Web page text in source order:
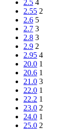
2.5 4
2.55 2
2.6 5
2.7 3
2.8 3
2.9 2
2.95 4
20.0 1
20.6 1
21.0 3
22.0 1
22.2 1
23.0 2
24.0 1
25.0 2